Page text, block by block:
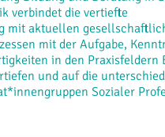
verbindet die vertiefte
mit aktuellen
mit der Aufgabe,
in den Praxisfeldern
und auf die
Sozialer